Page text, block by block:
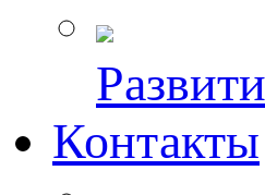
Контакты